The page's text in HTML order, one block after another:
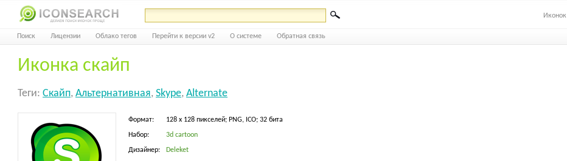
Поиск Лицензии Облако тегов Перейти к версии v2 О системе Обратная связь
Иконка скайп
Теги: Скайп, Альтернативная, Skype, Alternate
Формат: 128 x 128 пикселей; PNG, ICO; 32 бита
Набор: 3d cartoon
Дизайнер: Deleket